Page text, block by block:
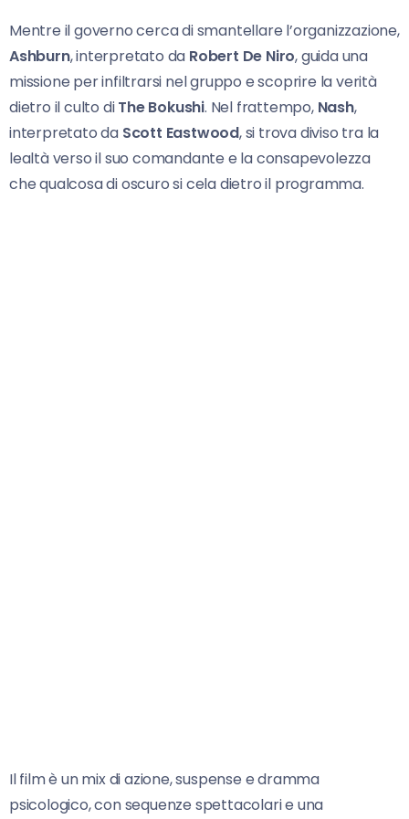
Mentre il governo cerca di smantellare l’organizzazione,
Ashburn, interpretato da Robert De Niro, guida una
missione per infiltrarsi nel gruppo e scoprire la verità
dietro il culto diThe Bokushi. Nel frattempo, Nash,
interpretato da Scott Eastwood, si trova diviso tra la
lealtà verso il suo comandante e la consapevolezza
che qualcosa di oscuro si cela dietro il programma.
Il film è un mix di azione, suspense e dramma
psicologico, con sequenze spettacolari e una